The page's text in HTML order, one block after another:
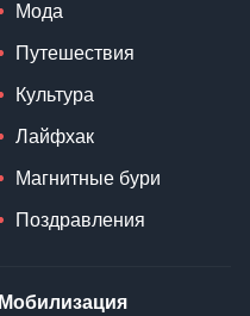
Мода
Путешествия
Культура
Лайфхак
Магнитные бури
Поздравления
Мобилизация